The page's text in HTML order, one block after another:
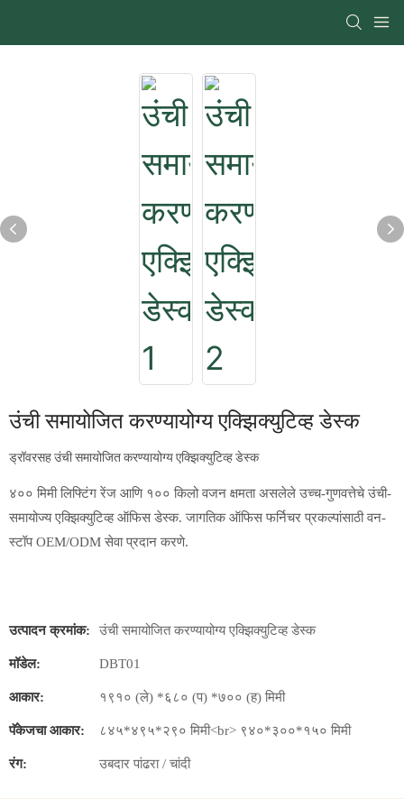
उंची समायोजित करण्यायोग्य एक्झिक्युटिव्ह डेस्क
ड्रॉवरसह उंची समायोजित करण्यायोग्य एक्झिक्युटिव्ह डेस्क
४०० मिमी लिफ्टिंग रेंज आणि १०० किलो वजन क्षमता असलेले उच्च-गुणवत्तेचे उंची-
समायोज्य एक्झिक्युटिव्ह ऑफिस डेस्क. जागतिक ऑफिस फर्निचर प्रकल्पांसाठी वन-
स्टॉप OEM/ODM सेवा प्रदान करणे.
उत्पादन क्रमांक: उंची समायोजित करण्यायोग्य एक्झिक्युटिव्ह डेस्क
मॉडेल: DBT01
आकार: १९१० (ले) *६८० (प) *७०० (ह) मिमी
पॅकेजचा आकार: ८४५*४९५*२९० मिमी<br> ९४०*३००*१५० मिमी
रंग: उबदार पांढरा / चांदी